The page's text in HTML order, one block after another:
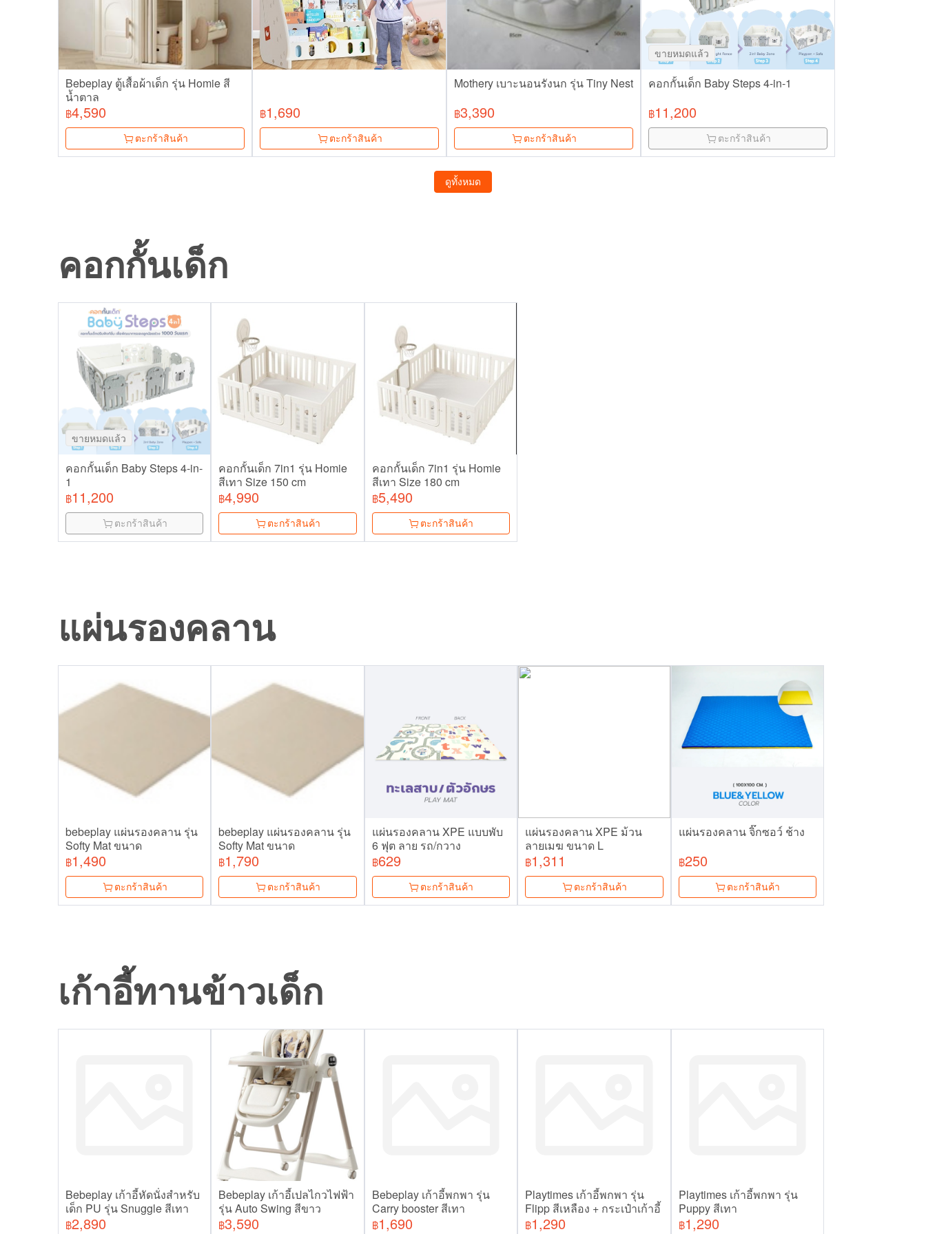
Bebeplay ตู้เสื้อผ้าเด็ก รุ่น Homie สี
น้ำตาล
฿4,590
ตะกร้าสินค้า
฿1,690
ตะกร้าสินค้า
Mothery เบาะนอนรังนก รุ่น Tiny Nest
฿3,390
ตะกร้าสินค้า
ขายหมดแล้ว
คอกกั้นเด็ก Baby Steps 4-in-1
฿11,200
ตะกร้าสินค้า
ดูทั้งหมด
คอกกั้นเด็ก
ขายหมดแล้ว
คอกกั้นเด็ก Baby Steps 4-in-
1
฿11,200
ตะกร้าสินค้า
คอกกั้นเด็ก 7in1 รุ่น Homie
สีเทา Size 150 cm
฿4,990
ตะกร้าสินค้า
คอกกั้นเด็ก 7in1 รุ่น Homie
สีเทา Size 180 cm
฿5,490
ตะกร้าสินค้า
แผ่นรองคลาน
bebeplay แผ่นรองคลาน รุ่น
Softy Mat ขนาด
120x120CM
฿1,490
ตะกร้าสินค้า
bebeplay แผ่นรองคลาน รุ่น
Softy Mat ขนาด
120x160CM
฿1,790
ตะกร้าสินค้า
แผ่นรองคลาน XPE แบบพับ
6 ฟุต ลาย รถ/กวาง
฿629
ตะกร้าสินค้า
แผ่นรองคลาน XPE ม้วน
ลายเมฆ ขนาด L
฿1,311
ตะกร้าสินค้า
แผ่นรองคลาน จิ๊กซอว์ ช้าง
฿250
ตะกร้าสินค้า
เก้าอี้ทานข้าวเด็ก
Bebeplay เก้าอี้หัดนั่งสำหรับ
เด็ก PU รุ่น Snuggle สีเทา
฿2,890
Bebeplay เก้าอี้เปลไกวไฟฟ้า
รุ่น Auto Swing สีขาว
฿3,590
Bebeplay เก้าอี้พกพา รุ่น
Carry booster สีเทา
฿1,690
Playtimes เก้าอี้พกพา รุ่น
Flipp สีเหลือง + กระเป๋าเก้าอี้
฿1,290
Playtimes เก้าอี้พกพา รุ่น
Puppy สีเทา
฿1,290